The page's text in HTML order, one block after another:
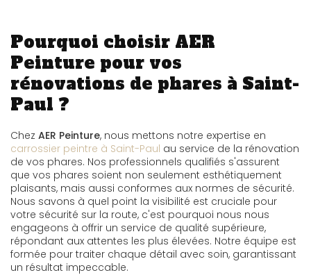
Pourquoi choisir AER
Peinture pour vos
rénovations de phares à Saint-
Paul ?
Chez AER Peinture, nous mettons notre expertise en
carrossier peintre à Saint-Paul au service de la rénovation
de vos phares. Nos professionnels qualifiés s'assurent
que vos phares soient non seulement esthétiquement
plaisants, mais aussi conformes aux normes de sécurité.
Nous savons à quel point la visibilité est cruciale pour
votre sécurité sur la route, c'est pourquoi nous nous
engageons à offrir un service de qualité supérieure,
répondant aux attentes les plus élevées. Notre équipe est
formée pour traiter chaque détail avec soin, garantissant
un résultat impeccable.